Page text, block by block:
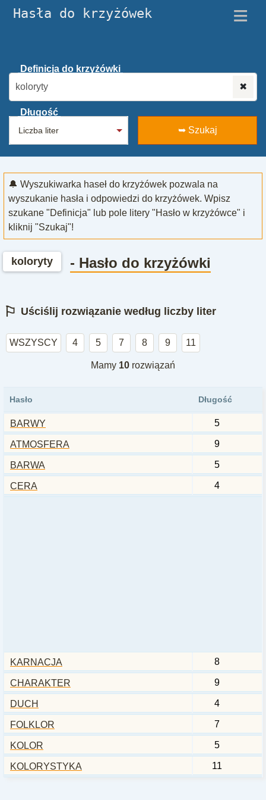
Hasła do krzyżówek ≡
Definicja do krzyżówki
✖
Długość
➥ Szukaj
🔔 Wyszukiwarka haseł do krzyżówek pozwala na
wyszukanie hasła i odpowiedzi do krzyżówek. Wpisz
szukane "Definicja" lub pole litery "Hasło w krzyżówce" i
kliknij "Szukaj"!
koloryty - Hasło do krzyżówki
⚐ Uściślij rozwiązanie według liczby liter
WSZYSCY 4 5 7 8 9 11
Mamy 10 rozwiązań
Hasło Długość
BARWY 5
ATMOSFERA 9
BARWA 5
CERA 4
KARNACJA 8
CHARAKTER 9
DUCH 4
FOLKLOR 7
KOLOR 5
KOLORYSTYKA 11